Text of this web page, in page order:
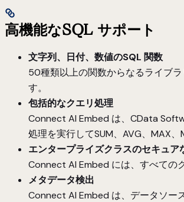
高機能なSQL サポート
文字列、日付、数値のSQL 関数
50種類以上の関数からなるライブ
す。
包括的なクエリ処理
Connect AI Embed は、CData
処理を実行してSUM、AVG、MAX
エンタープライズクラスのセキュア
Connect AI Embed には、すべての
メタデータ検出
Connect AI Embed は、データソー